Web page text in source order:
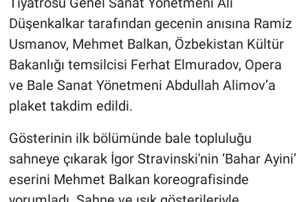
Düşenkalkar tarafından gecenin anısına Ramiz
Usmanov, Mehmet Balkan, Özbekistan Kültür
Bakanlığı temsilcisi Ferhat Elmuradov, Opera
ve Bale Sanat Yönetmeni Abdullah Alimov’a
plaket takdim edildi.
Gösterinin ilk bölümünde bale topluluğu
sahneye çıkarak İgor Stravinski'nin ‘Bahar Ayini’
eserini Mehmet Balkan koreografisinde